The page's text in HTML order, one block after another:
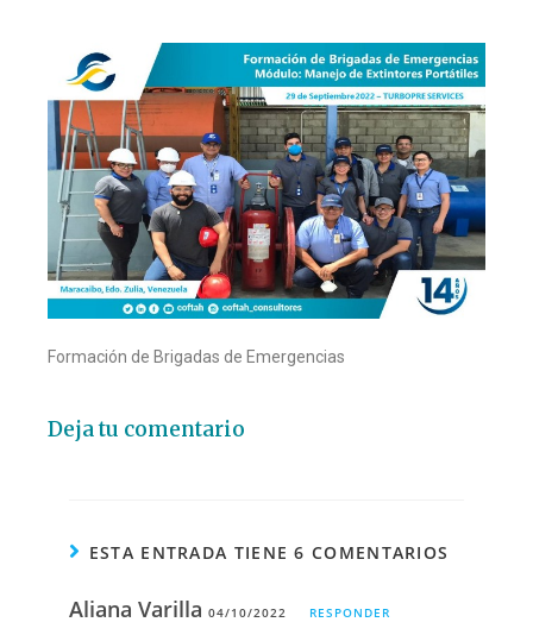
Formación de Brigadas de Emergencias
Deja tu comentario
ESTA ENTRADA TIENE 6 COMENTARIOS
Aliana Varilla04/10/2022 RESPONDER